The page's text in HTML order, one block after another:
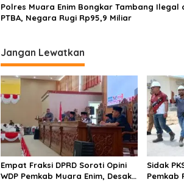
Polres Muara Enim Bongkar Tambang Ilegal
PTBA, Negara Rugi Rp95,9 Miliar
Jangan Lewatkan
Empat Fraksi DPRD Soroti Opini
WDP Pemkab Muara Enim, Desak
Sidak
Pemkab